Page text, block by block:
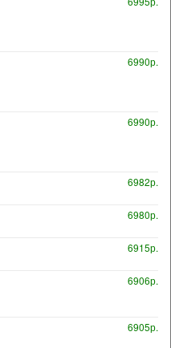
6990р.
6990р.
6982р.
6980р.
6915р.
6906р.
6905р.